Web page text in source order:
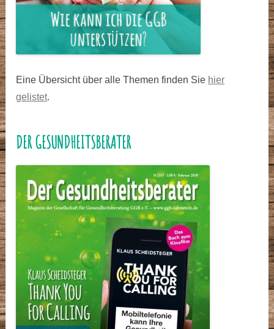
Eine Übersicht über alle Themen finden Sie hier
gelistet.
DER GESUNDHEITSBERATER